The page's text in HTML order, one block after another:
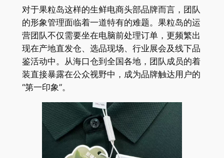
对于果粒岛这样的生鲜电商头部品牌而言，团队
的形象管理面临着一道特有的难题。果粒岛的运
营团队不仅需要坐在电脑前处理订单，更频繁出
现在产地直发仓、选品现场、行业展会及线下品
鉴活动中。从海口仓到全国各地，团队成员的着
装直接暴露在公众视野中，成为品牌触达用户的
“第一印象”。